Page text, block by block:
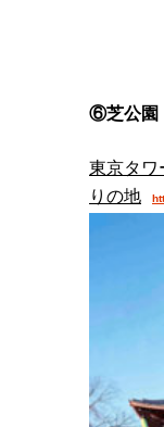
⑥芝公園
東京タワ
りの地